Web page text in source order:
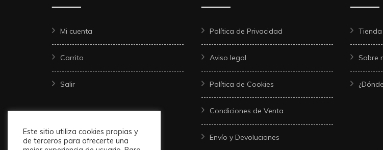
Mi cuenta
Carrito
Salir
Política de Privacidad
Aviso legal
Política de Cookies
Condiciones de Venta
Envío y Devoluciones
Tienda
Sobre
Este sitio utiliza cookies propias y
de terceros para ofrecerte una